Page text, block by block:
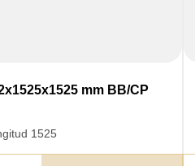
mm BB/CP
1525